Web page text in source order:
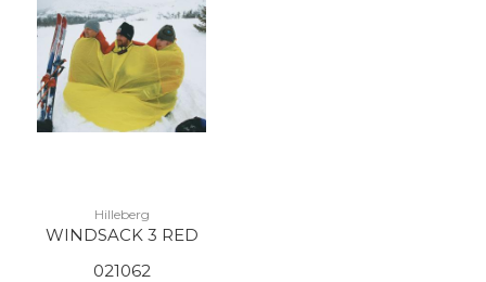
Hilleberg
WINDSACK 3 RED
021062